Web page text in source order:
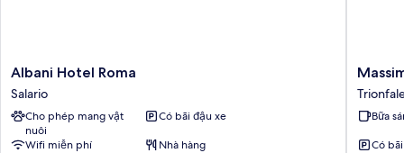
Albani
Hotel
Roma
Salario
Albani Hotel Roma
Salario
Cho phép mang vật
nuôi
Có bãi đậu xe
Wifi miễn phí
Nhà hàng
Massimi
City
Garden
Hotel
Bữa
Có